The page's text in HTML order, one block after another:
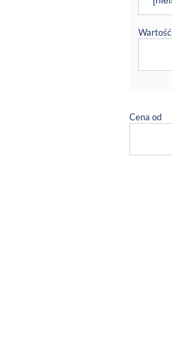
Wartość
Cena od